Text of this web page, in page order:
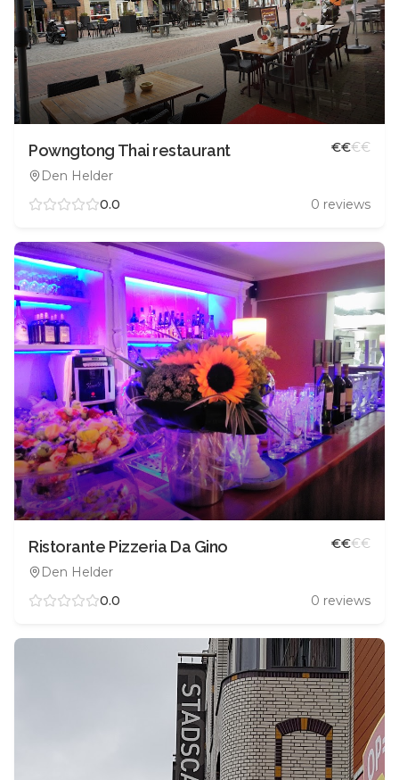
Powngtong Thai restaurant
Den Helder
€€€€
0.0 0 reviews
Ristorante Pizzeria Da Gino
Den Helder
€€€€
0.0 0 reviews